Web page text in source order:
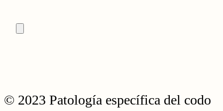
© 2023 Patología específica del codo